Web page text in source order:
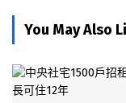
You May Also